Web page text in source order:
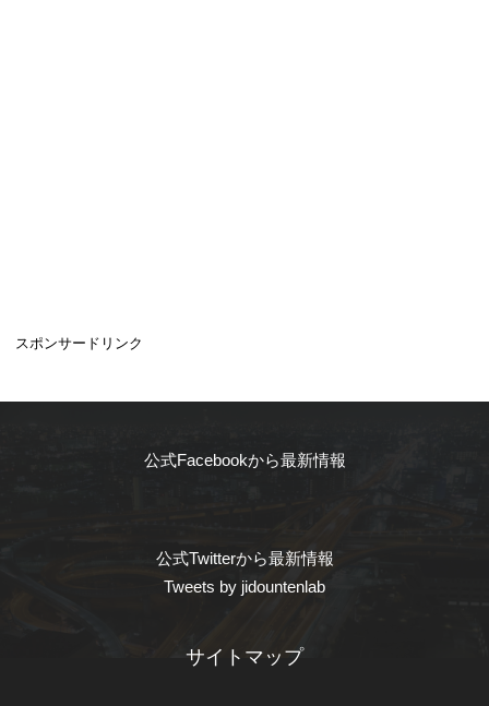
スポンサードリンク
公式Facebookから最新情報
公式Twitterから最新情報
Tweets by jidountenlab
サイトマップ